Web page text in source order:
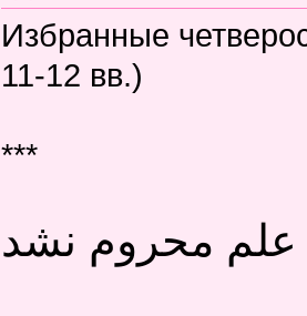
Избранные
11-12 вв.)
***
محروم نشد